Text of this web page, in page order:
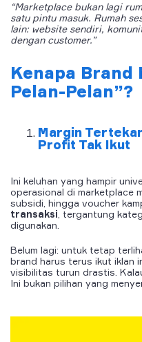
“Marketplace bukan lagi
satu pintu masuk. Rumah
lain: website sendiri,
dengan customer.”
Kenapa Brand
Pelan-Pelan”?
Margin
Profit Tak Ikut
Ini keluhan yang hampir
operasional di marketplace
subsidi, hingga voucher
transaksi , tergantung
digunakan.
Belum lagi: untuk tetap
brand harus terus ikut iklan
visibilitas turun drastis.
Ini bukan pilihan yang